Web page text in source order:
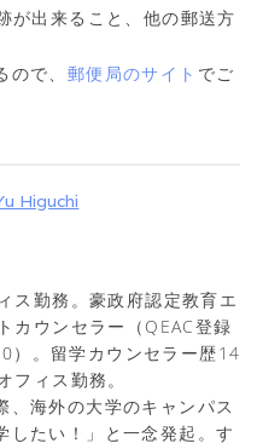
が出来ること、他の郵送方
で、 郵便局のサイト でご
Higuchi
ス勤務。豪政府認定教育エ
カウンセラー（QEAC登録
）。留学カウンセラー歴14
フィス勤務。
、海外の大学のキャンパス
したい！」と一念発起。す